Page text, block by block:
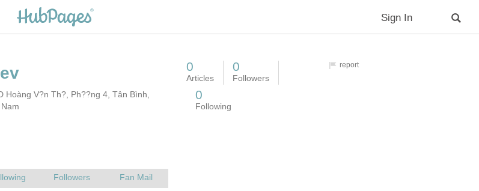
Hoàng V?n Th?, Ph??ng 4, Tân Bình,